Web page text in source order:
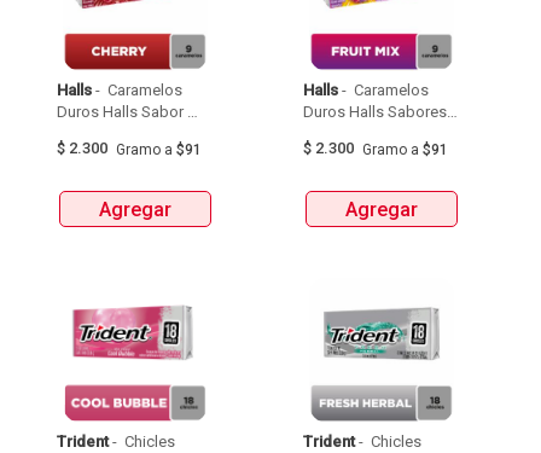
Halls - Caramelos
Duros Halls Sabor
25,2G
$ 2.300 Gramo a $91
Agregar
Halls - Caramelos
Duros Halls Sabores
$ 2.300 Gramo a $91
Agregar
Trident - Chicles
Trident - Chicles